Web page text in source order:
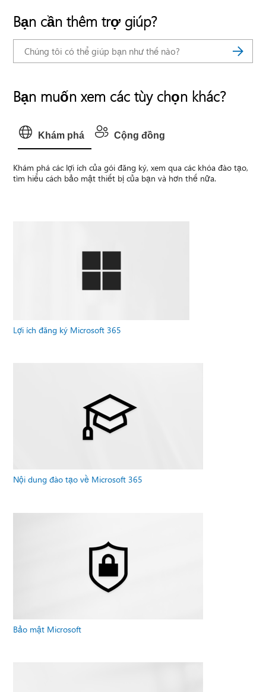
Bạn cần thêm trợ giúp?
Bạn muốn xem các tùy chọn khác?
Khám phá Cộng đồng
Khám phá các lợi ích của gói đăng ký, xem qua các khóa đào tạo,
tìm hiểu cách bảo mật thiết bị của bạn và hơn thế nữa.
Lợi ích đăng ký Microsoft 365
Nội dung đào tạo về Microsoft 365
Bảo mật Microsoft